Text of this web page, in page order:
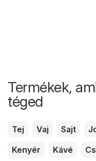
Termékek,
téged
Tej Vaj Sajt
Kenyér
Kávé